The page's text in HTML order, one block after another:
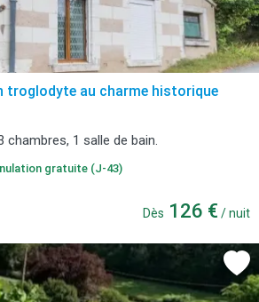
troglodyte au charme historique
chambres, 1 salle de bain.
gratuite (J-43)
Dès 126 € / nuit